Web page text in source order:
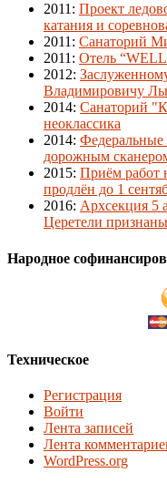
2011 : Проект
катания и
2011 : Санаторий
2011 : Отель
2012:
Владимировичу
2014: Санаторий
неоклассика
2014: Федеральные
дорожным
2015: Приём работ
продлён до 1
2016: Архсекция 5
Церетели
Народное
Техническое
Регистрация
Войти
Лента записей
Лента
WordPress.org